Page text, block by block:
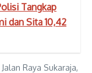
Tangkap
dan Sita 10,42
Raya Sukaraja,